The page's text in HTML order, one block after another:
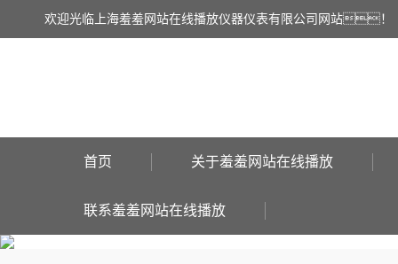
欢迎光临上海羞羞网站在线播放仪器仪表有限公司网站！
首页 关于羞羞网站在线播放
联系羞羞网站在线播放